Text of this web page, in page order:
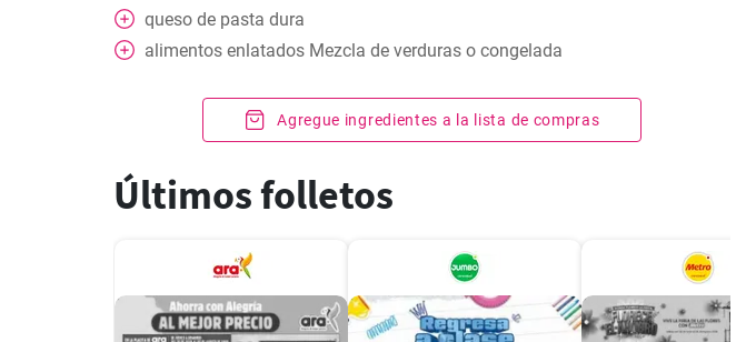
queso de pasta dura
alimentos enlatados Mezcla de verduras o congelada
Agregue ingredientes a la lista de compras
Últimos folletos